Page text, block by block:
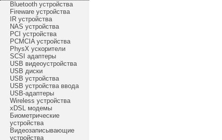
Bluetooth устройства
Fireware устройства
IR устройства
NAS устройства
PCI устройства
PCMCIA устройства
PhysX ускорители
SCSI адаптеры
USB видеоустройства
USB диски
USB устройства
USB устройства ввода
USB-адаптеры
Wireless устройства
xDSL модемы
Биометрические
устройства
Видеозаписывающие
устройства